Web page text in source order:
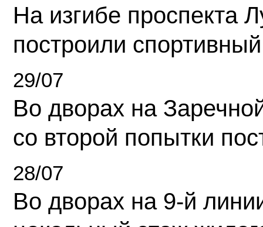
На изгибе проспекта
построили
29/07
Во дворах на
со второй попытки
28/07
Во дворах на 9-й